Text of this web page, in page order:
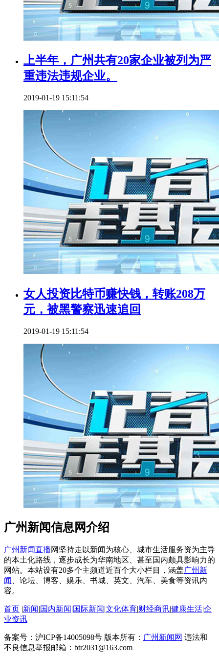
上半年，广州共有20家企业被列为严
重违法违规企业。
2019-01-19 15:11:54
女人投资比特币赚快钱，转账208万
元，被黑警察迅速追回
2019-01-19 15:11:54
广州新闻信息网介绍
广州新闻直播网坚持走以新闻为核心、城市生活服务资为主导
的本土化路线，逐步成长为华南地区、甚至国内颇具影响力的
网站。本站设有20多个主频道近百个大小栏目，涵盖广州新
闻
、论坛、博客、娱乐、书城、英文、汽车、美食等资讯内
容。
首页 |新闻|国内新闻|国际新闻|文化体育|财经商讯|健康生活|企
业资讯
备案号：沪ICP备14005098号 版本所有： 广州新闻网 违法和
不良信息举报邮箱：btr2031@163.com